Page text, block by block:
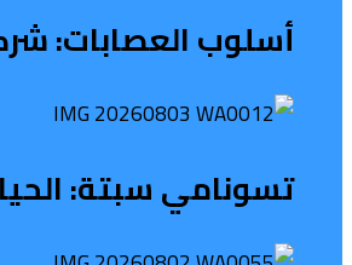
أسلوب العصابات:
تسونامي سبتة: